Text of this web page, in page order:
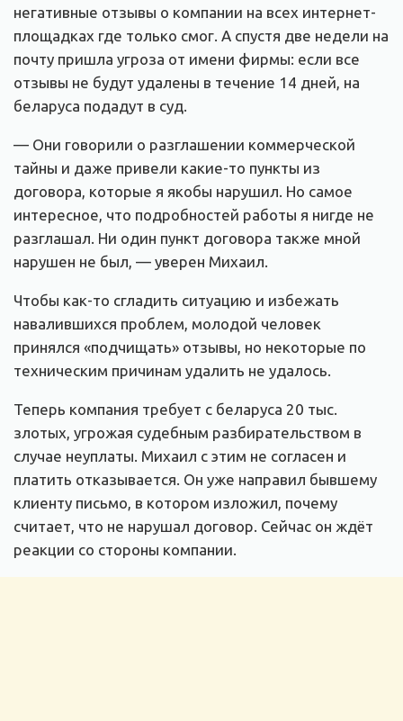
негативные отзывы о компании на всех интернет-
площадках где только смог. А спустя две недели на
почту пришла угроза от имени фирмы: если все
отзывы не будут удалены в течение 14 дней, на
беларуса подадут в суд.
— Они говорили о разглашении коммерческой
тайны и даже привели какие-то пункты из
договора, которые я якобы нарушил. Но самое
интересное, что подробностей работы я нигде не
разглашал. Ни один пункт договора также мной
нарушен не был, — уверен Михаил.
Чтобы как-то сгладить ситуацию и избежать
навалившихся проблем, молодой человек
принялся «подчищать» отзывы, но некоторые по
техническим причинам удалить не удалось.
Теперь компания требует с беларуса 20 тыс.
злотых, угрожая судебным разбирательством в
случае неуплаты. Михаил с этим не согласен и
платить отказывается. Он уже направил бывшему
клиенту письмо, в котором изложил, почему
считает, что не нарушал договор. Сейчас он ждёт
реакции со стороны компании.